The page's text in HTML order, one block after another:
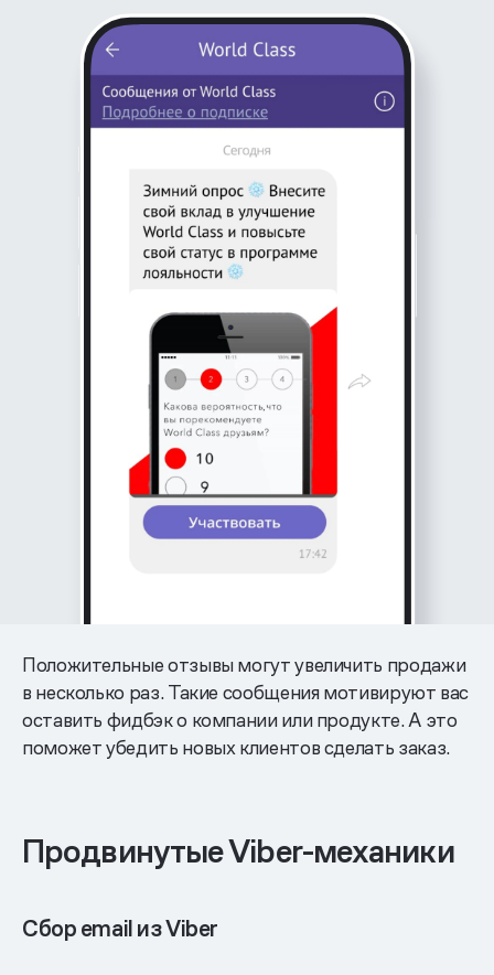
Положительные отзывы могут увеличить продажи
в несколько раз. Такие сообщения мотивируют вас
оставить фидбэк о компании или продукте. А это
поможет убедить новых клиентов сделать заказ.
Продвинутые Viber-механики
Сбор email из Viber